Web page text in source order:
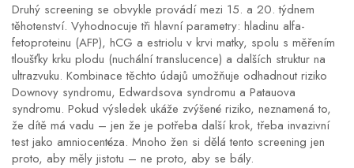
Druhý screening se obvykle provádí mezi 15. a 20. týdnem
těhotenství. Vyhodnocuje tři hlavní parametry: hladinu alfa-
fetoproteinu (AFP), hCG a estriolu v krvi matky, spolu s měřením
tloušťky krku plodu (nuchální translucence) a dalších struktur na
ultrazvuku. Kombinace těchto údajů umožňuje odhadnout riziko
Downovy syndromu, Edwardsova syndromu a Patauova
syndromu. Pokud výsledek ukáže zvýšené riziko, neznamená to,
že dítě má vadu – jen že je potřeba další krok, třeba invazivní
test jako amniocentéza. Mnoho žen si dělá tento screening jen
proto, aby měly jistotu – ne proto, aby se bály.